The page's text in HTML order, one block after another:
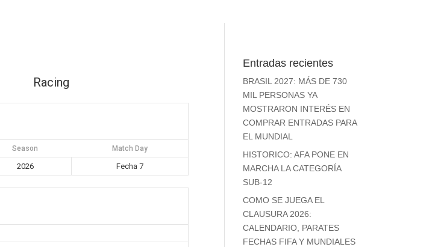
Racing
Season Match Day
2026 Fecha 7
Entradas recientes
BRASIL 2027: MÁS DE 730
MIL PERSONAS YA
MOSTRARON INTERÉS EN
COMPRAR ENTRADAS PARA
EL MUNDIAL
HISTORICO: AFA PONE EN
MARCHA LA CATEGORÍA
SUB-12
COMO SE JUEGA EL
CLAUSURA 2026:
CALENDARIO, PARATES
FECHAS FIFA Y MUNDIALES